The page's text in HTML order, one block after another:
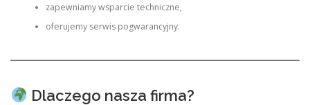
zapewniamy wsparcie techniczne,
oferujemy serwis pogwarancyjny.
Dlaczego nasza firma?